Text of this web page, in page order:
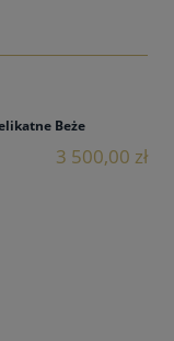
Beże
3 500,00 zł